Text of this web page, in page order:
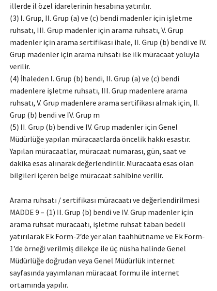
illerde il özel idarelerinin hesabına yatırılır.
(3) I. Grup, II. Grup (a) ve (c) bendi madenler için işletme
ruhsatı, III. Grup madenler için arama ruhsatı, V. Grup
madenler için arama sertifikası ihale, II. Grup (b) bendi ve IV.
Grup madenler için arama ruhsatı ise ilk müracaat yoluyla
verilir.
(4) İhaleden I. Grup (b) bendi, II. Grup (a) ve (c) bendi
madenlere işletme ruhsatı, III. Grup madenlere arama
ruhsatı, V. Grup madenlere arama sertifikası almak için, II.
Grup (b) bendi ve IV. Grup m
(5) II. Grup (b) bendi ve IV. Grup madenler için Genel
Müdürlüğe yapılan müracaatlarda öncelik hakkı esastır.
Yapılan müracaatlar, müracaat numarası, gün, saat ve
dakika esas alınarak değerlendirilir. Müracaata esas olan
bilgileri içeren belge müracaat sahibine verilir.
Arama ruhsatı / sertifikası müracaatı ve değerlendirilmesi
MADDE 9 – (1) II. Grup (b) bendi ve IV. Grup madenler için
arama ruhsat müracaatı, işletme ruhsat taban bedeli
yatırılarak Ek Form-2’de yer alan taahhütname ve Ek Form-
1’de örneği verilmiş dilekçe ile üç nüsha halinde Genel
Müdürlüğe doğrudan veya Genel Müdürlük internet
sayfasında yayımlanan müracaat formu ile internet
ortamında yapılır.